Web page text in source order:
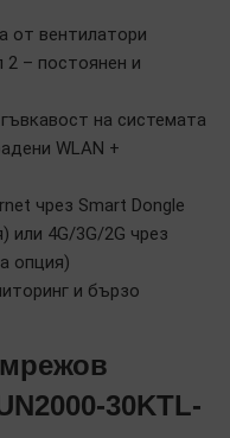
от вентилатори
– постоянен и
на системата
WLAN +
чрез Smart Dongle
или 4G/3G/2G чрез
опция)
и бързо
30KTL-